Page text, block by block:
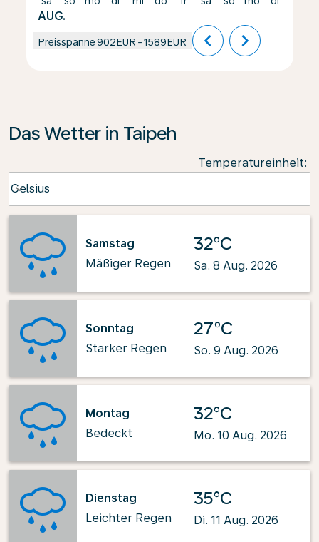
AUG.
Preisspanne902EUR -1589EUR chevron_left chevron_right
Das Wetter in Taipeh
Temperatureinheit:
Celsius
keyboard_arrow_down
Samstag
Mäßiger Regen
32°C
Sa. 8 Aug. 2026
Sonntag
Starker Regen
27°C
So. 9 Aug. 2026
Montag
Bedeckt
32°C
Mo. 10 Aug. 2026
Dienstag
Leichter Regen
35°C
Di. 11 Aug. 2026